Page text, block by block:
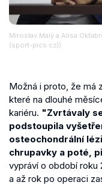
Miroslav Malý a Alisa
(sport-pics.cz))
Možná i proto, že má
které na dlouhé
kariéru. "Zvrtávaly
podstoupila
osteochondrální
chrupavky a poté,
vypráví o období roku
a až rok po operaci